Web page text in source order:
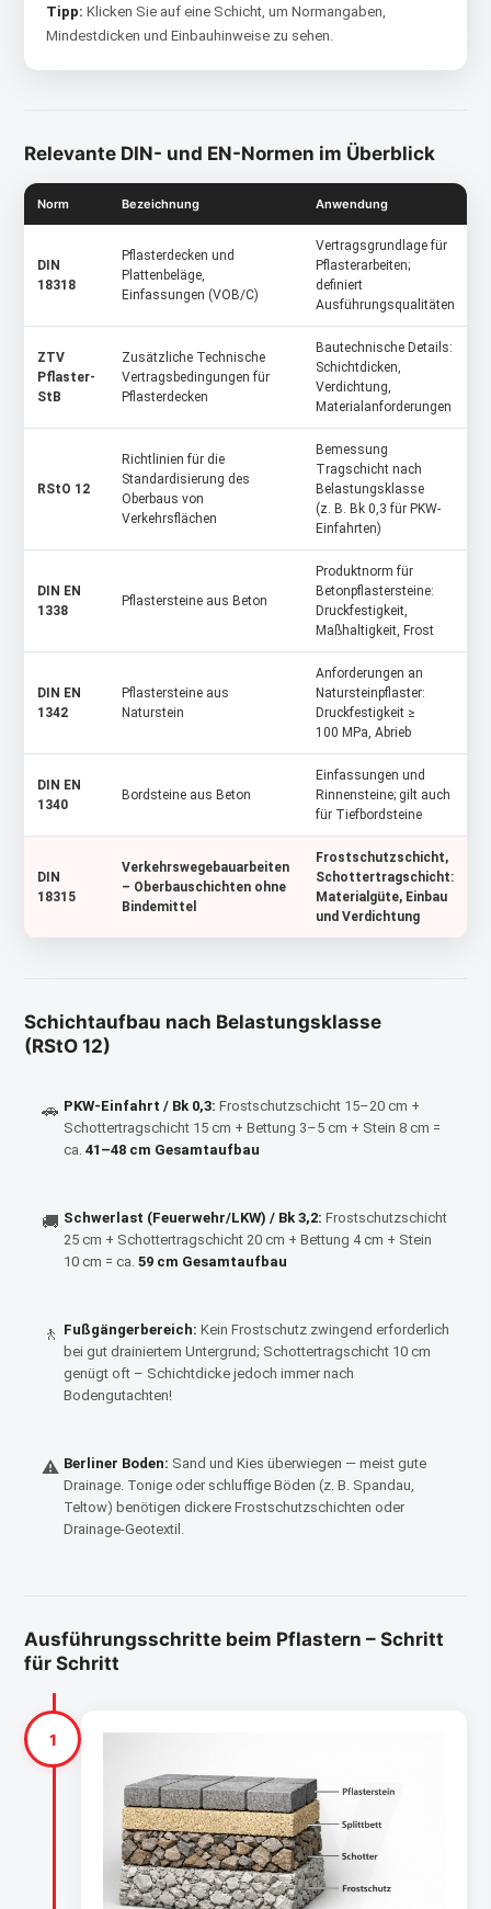
Tipp: Klicken Sie auf eine Schicht, um Normangaben,
Mindestdicken und Einbauhinweise zu sehen.
Relevante DIN- und EN-Normen im Überblick
Norm Bezeichnung Anwendung
DIN
18318
Pflasterdecken und
Plattenbeläge,
Einfassungen (VOB/C)
Vertragsgrundlage für
Pflasterarbeiten;
definiert
Ausführungsqualitäten
ZTV
Pflaster-
StB
Zusätzliche Technische
Vertragsbedingungen für
Pflasterdecken
Bautechnische Details:
Schichtdicken,
Verdichtung,
Materialanforderungen
RStO 12
Richtlinien für die
Standardisierung des
Oberbaus von
Verkehrsflächen
Bemessung
Tragschicht nach
Belastungsklasse
(z. B. Bk 0,3 für PKW-
Einfahrten)
DIN EN
1338
Pflastersteine aus Beton
Produktnorm für
Betonpflastersteine:
Druckfestigkeit,
Maßhaltigkeit, Frost
DIN EN
1342
Pflastersteine aus
Naturstein
Anforderungen an
Natursteinpflaster:
Druckfestigkeit ≥
100 MPa, Abrieb
DIN EN
1340
Bordsteine aus Beton
Einfassungen und
Rinnensteine; gilt auch
für Tiefbordsteine
DIN
18315
Verkehrswegebauarbeiten
– Oberbauschichten ohne
Bindemittel
Frostschutzschicht,
Schottertragschicht:
Materialgüte, Einbau
und Verdichtung
Schichtaufbau nach Belastungsklasse
(RStO 12)
🚗 PKW-Einfahrt / Bk 0,3: Frostschutzschicht 15–20 cm +
Schottertragschicht 15 cm + Bettung 3–5 cm + Stein 8 cm =
ca. 41–48 cm Gesamtaufbau
🚚 Schwerlast (Feuerwehr/LKW) / Bk 3,2: Frostschutzschicht
25 cm + Schottertragschicht 20 cm + Bettung 4 cm + Stein
10 cm = ca. 59 cm Gesamtaufbau
🚶 Fußgängerbereich: Kein Frostschutz zwingend erforderlich
bei gut drainiertem Untergrund; Schottertragschicht 10 cm
genügt oft – Schichtdicke jedoch immer nach
Bodengutachten!
⚠ Berliner Boden: Sand und Kies überwiegen — meist gute
Drainage. Tonige oder schluffige Böden (z. B. Spandau,
Teltow) benötigen dickere Frostschutzschichten oder
Drainage-Geotextil.
Ausführungsschritte beim Pflastern – Schritt
für Schritt
1